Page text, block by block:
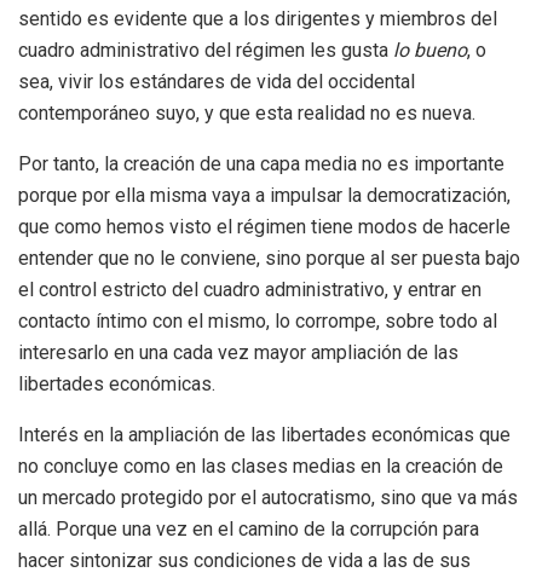
sentido es evidente que a los dirigentes y miembros del
cuadro administrativo del régimen les gusta lo bueno, o
sea, vivir los estándares de vida del occidental
contemporáneo suyo, y que esta realidad no es nueva.
Por tanto, la creación de una capa media no es importante
porque por ella misma vaya a impulsar la democratización,
que como hemos visto el régimen tiene modos de hacerle
entender que no le conviene, sino porque al ser puesta bajo
el control estricto del cuadro administrativo, y entrar en
contacto íntimo con el mismo, lo corrompe, sobre todo al
interesarlo en una cada vez mayor ampliación de las
libertades económicas.
Interés en la ampliación de las libertades económicas que
no concluye como en las clases medias en la creación de
un mercado protegido por el autocratismo, sino que va más
allá. Porque una vez en el camino de la corrupción para
hacer sintonizar sus condiciones de vida a las de sus